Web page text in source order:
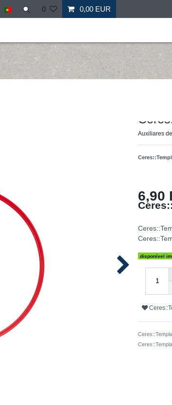
0 0,00 EUR
Fitness Mais desporto Ofertas especiais
Auxiliares
6,90
disponível